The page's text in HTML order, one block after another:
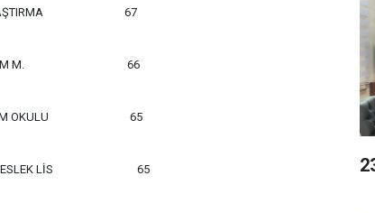
67
M. 66
OKULU 65
LİS 65